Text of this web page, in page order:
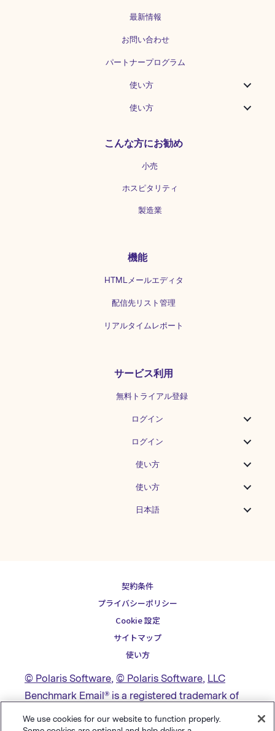
載していますので、メルマガ作りのヒン
ごみ箱ボタンで削除できます。 簡単にオ
ので、ぜひご活用ください。 出版・書店
名・価格を並べて紹介するテンプレート
です。たくさんの書籍を紹介したいとき
に向いています。 「出版・書店1」のテ
で書籍の数を調整することができます。...
最新情報
お問い合わせ
パートナープログラム
使い方
使い方
こんな方にお勧め
小売
ホスピタリティ
製造業
機能
HTMLメールエディタ
配信先リスト管理
リアルタイムレポート
サービス利用
無料トライアル登録
ログイン
ログイン
使い方
使い方
日本語
契約条件
プライバシーポリシー
Cookie 設定
サイトマップ
使い方
© Polaris Software, © Polaris Software, LLC
Benchmark Email® is a registered trademark of
Polaris Software, LLC
We use cookies for our website to function properly.